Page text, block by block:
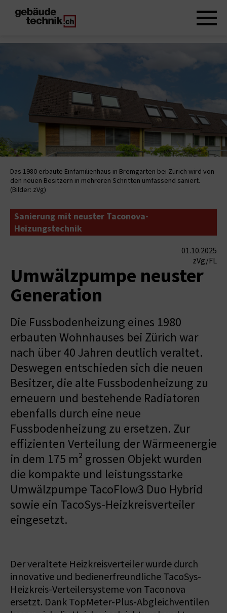
Das 1980 erbaute Einfamilienhaus in Bremgarten bei Zürich wird von
den neuen Besitzern in mehreren Schritten umfassend saniert.
(Bilder: zVg)
Sanierung mit neuster Taconova-
Heizungstechnik
01.10.2025
zVg/FL
Umwälzpumpe neuster
Generation
Die Fussbodenheizung eines 1980
erbauten Wohnhauses bei Zürich war
nach über 40 Jahren deutlich veraltet.
Deswegen entschieden sich die neuen
Besitzer, die alte Fussbodenheizung zu
erneuern und bestehende Radiatoren
ebenfalls durch eine neue
Fussbodenheizung zu ersetzen. Zur
effizienten Verteilung der Wärmeenergie
in dem 175 m² grossen Objekt wurden
die kompakte und leistungsstarke
Umwälzpumpe TacoFlow3 Duo Hybrid
sowie ein TacoSys-Heizkreisverteiler
eingesetzt.
Der veraltete Heizkreisverteiler wurde durch
innovative und bedienerfreundliche TacoSys-
Heizkreis-Verteilersysteme von Taconova
ersetzt. Dank TopMeter-Plus-Abgleichventilen